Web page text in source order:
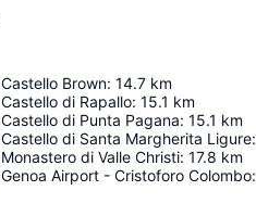
Castello Brown: 14.7 km
Castello di Rapallo: 15.1 km
Castello di Punta Pagana: 15.1 km
Castello di Santa Margherita Ligure:
Monastero di Valle Christi: 17.8 km
Genoa Airport - Cristoforo Colombo: